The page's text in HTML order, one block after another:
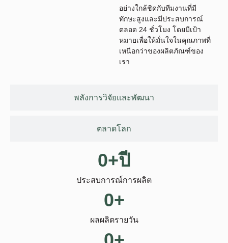
พลังการวิจัยและพัฒนา
ตลาดโลก
อย่างใกล้ชิดกับทีมงานที่มี
ทักษะสูงและมีประสบการณ์
ตลอด 24 ชั่วโมง โดยมีเป้า
หมายเพื่อให้มั่นใจในคุณภาพที่
เหนือกว่าของผลิตภัณฑ์ของ
เรา
ประสบการณ์การผลิต
0+ปี
ผลผลิตรายวัน
0+